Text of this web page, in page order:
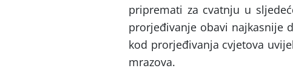
pripremati za cvatnju u
prorjeđivanje obavi najkasnije
kod prorjeđivanja cvjetova
mrazova.